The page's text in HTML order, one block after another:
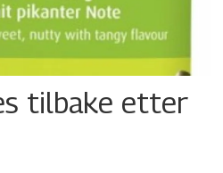
tilbake etter